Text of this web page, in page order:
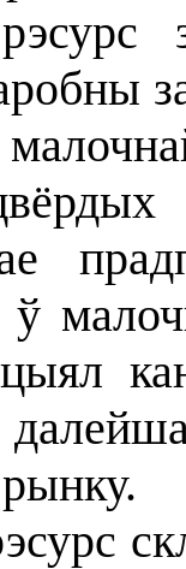
ў